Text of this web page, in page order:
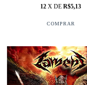
12 X DER$5,13